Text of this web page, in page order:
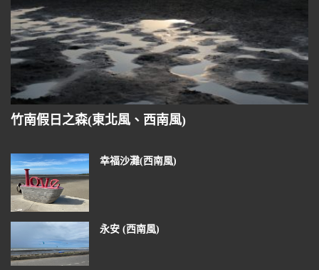
竹南假日之森(東北風、西南風)
幸福沙灘(西南風)
永安 (西南風)